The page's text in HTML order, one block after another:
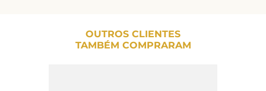
OUTROS CLIENTES
TAMBÉM COMPRARAM